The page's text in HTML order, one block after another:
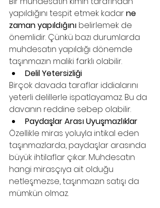
yapıldığını tespit etmek kadar ne
zaman yapıldığını belirlemek de
önemlidir. Çünkü bazı durumlarda
muhdesatın yapıldığı dönemde
taşınmazın maliki farklı olabilir.
Delil Yetersizliği
Birçok davada taraflar iddialarını
yeterli delillerle ispatlayamaz. Bu da
davanın reddine sebep olabilir.
Paydaşlar Arası Uyuşmazlıklar
Özellikle miras yoluyla intikal eden
taşınmazlarda, paydaşlar arasında
büyük ihtilaflar çıkar. Muhdesatın
hangi mirasçıya ait olduğu
netleşmezse, taşınmazın satışı da
mümkün olmaz.